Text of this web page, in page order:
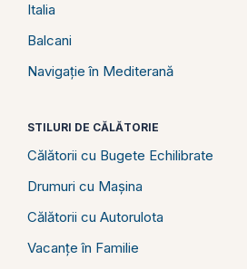
Italia
Balcani
Navigație în Mediterană
STILURI DE CĂLĂTORIE
Călătorii cu Bugete Echilibrate
Drumuri cu Mașina
Călătorii cu Autorulota
Vacanțe în Familie